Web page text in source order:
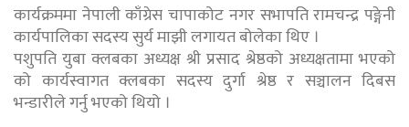
कार्यक्रममा नेपाली काँग्रेस चापाकोट नगर सभापति रामचन्द्र पङ्गेनी
कार्यपालिका सदस्य सुर्य माझी लगायत बोलेका थिए ।
पशुपति युबा क्लबका अध्यक्ष श्री प्रसाद श्रेष्ठको अध्यक्षतामा भएको
को कार्यस्वागत क्लबका सदस्य दुर्गा श्रेष्ठ र सञ्चालन दिबस
भन्डारीले गर्नु भएको थियो ।